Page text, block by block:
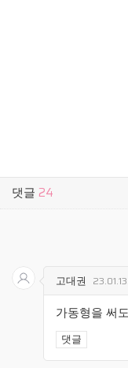
댓글 24
고대권
가동형을 써
댓글